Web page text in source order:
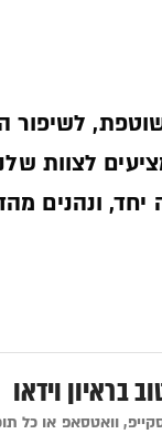
לשיפור
יחד, ונהנים
בראיון וידאו
וואטסאפ או כל